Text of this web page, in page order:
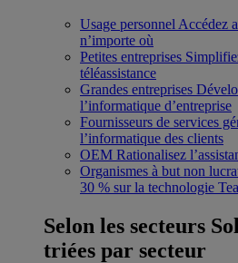
Usage personnel Accédez
n’importe où
Petites entreprises
téléassistance
Grandes entreprises
l’informatique d’entreprise
Fournisseurs de services
l’informatique des clients
OEM Rationalisez
Organismes à but non
30 % sur la technologie
Selon les secteurs
triées par secteur